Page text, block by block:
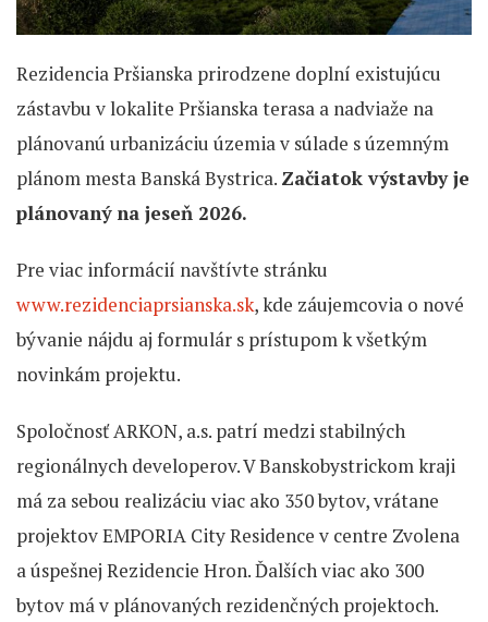
Rezidencia Pršianska prirodzene doplní existujúcu
zástavbu v lokalite Pršianska terasa a nadviaže na
plánovanú urbanizáciu územia v súlade s územným
plánom mesta Banská Bystrica. Začiatok výstavby je
plánovaný na jeseň 2026.
Pre viac informácií navštívte stránku
www.rezidenciaprsianska.sk, kde záujemcovia o nové
bývanie nájdu aj formulár s prístupom k všetkým
novinkám projektu.
Spoločnosť ARKON, a.s. patrí medzi stabilných
regionálnych developerov. V Banskobystrickom kraji
má za sebou realizáciu viac ako 350 bytov, vrátane
projektov EMPORIA City Residence v centre Zvolena
a úspešnej Rezidencie Hron. Ďalších viac ako 300
bytov má v plánovaných rezidenčných projektoch.